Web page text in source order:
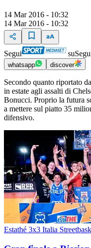
14 Mar 2016 - 10:32
14 Mar 2016 - 10:32
Segui su
whatsapp discover
Secondo quanto riportato da
in estate agli assalti di
Bonucci. Proprio la futura
a mettere sul piatto 35
difensivo.
Estathé 3x3 Italia